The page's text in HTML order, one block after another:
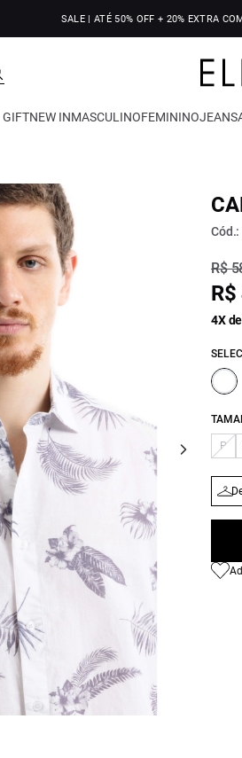
SALE | ATÉ 50% OFF + 20% EXTRA
GIFTNEW INMASCULINOFEMININOJEANS
Cód.:
R$
4X
P